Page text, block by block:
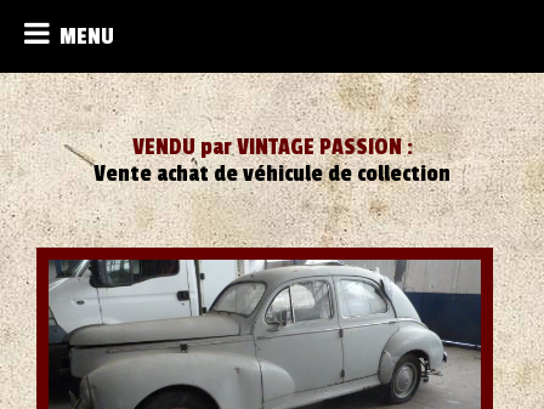
MENU
VENDU par VINTAGE PASSION :
Vente achat de véhicule de collection